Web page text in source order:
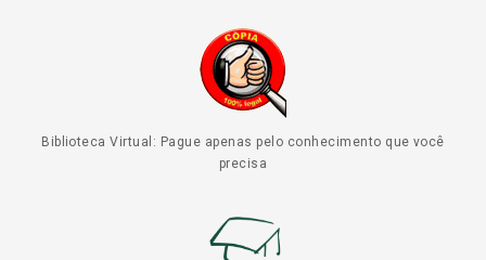
Biblioteca Virtual: Pague apenas pelo conhecimento que você
precisa